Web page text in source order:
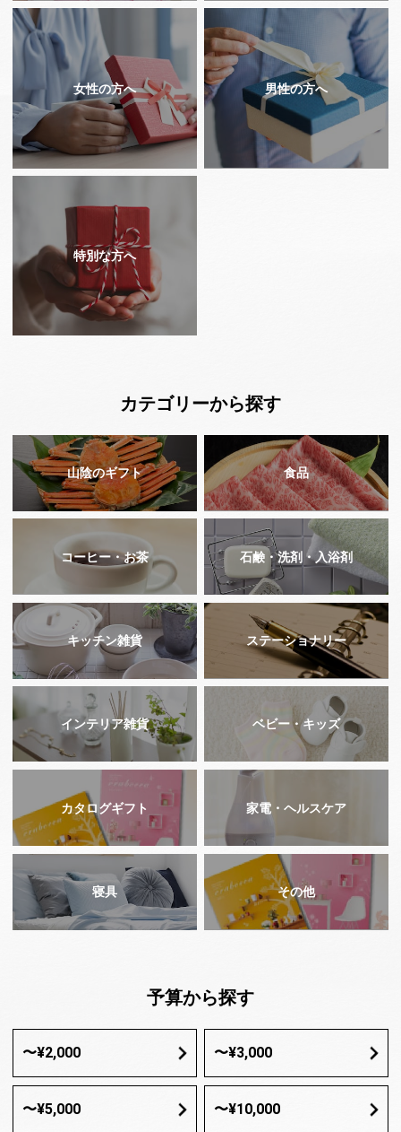
女性の方へ 男性の方へ
特別な方へ
カテゴリーから探す
山陰のギフト 食品
コーヒー・お茶 石鹸・洗剤・入浴剤
キッチン雑貨 ステーショナリー
インテリア雑貨 ベビー・キッズ
カタログギフト 家電・ヘルスケア
寝具 その他
予算から探す
〜¥2,000 〜¥3,000
〜¥5,000 〜¥10,000